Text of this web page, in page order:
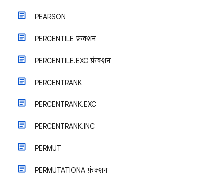
PEARSON
PERCENTILE फ़ंक्शन
PERCENTILE.EXC फ़ंक्शन
PERCENTRANK
PERCENTRANK.EXC
PERCENTRANK.INC
PERMUT
PERMUTATIONA फ़ंक्शन